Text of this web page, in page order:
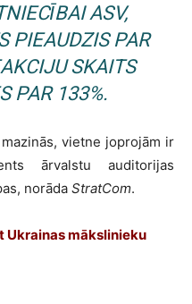
ASV,
PIEAUDZIS PAR
SKAITS
PAR 133%.
vietne joprojām ir
ārvalstu auditorijas
norāda StratCom.
Ukrainas mākslinieku